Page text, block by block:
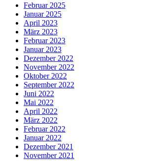
Februar 2025
Januar 2025
April 2023
März 2023
Februar 2023
Januar 2023
Dezember 2022
November 2022
Oktober 2022
September 2022
Juni 2022
Mai 2022
April 2022
März 2022
Februar 2022
Januar 2022
Dezember 2021
November 2021